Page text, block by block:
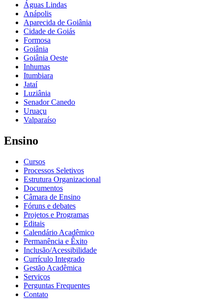
Águas Lindas
Anápolis
Aparecida de Goiânia
Cidade de Goiás
Formosa
Goiânia
Goiânia Oeste
Inhumas
Itumbiara
Jataí
Luziânia
Senador Canedo
Uruaçu
Valparaíso
Ensino
Cursos
Processos Seletivos
Estrutura Organizacional
Documentos
Câmara de Ensino
Fóruns e debates
Projetos e Programas
Editais
Calendário Acadêmico
Permanência e Êxito
Inclusão/Acessibilidade
Currículo Integrado
Gestão Acadêmica
Serviços
Perguntas Frequentes
Contato